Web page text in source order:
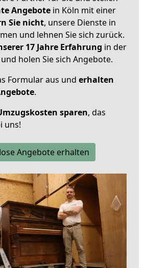
Angebote in Köln mit einer
Sie nicht, unsere Dienste in
und lehnen Sie sich zurück.
17 Jahre Erfahrung in der
holen Sie sich Angebote.
Formular aus und erhalten
.
sparen, das
uns!
Angebote erhalten